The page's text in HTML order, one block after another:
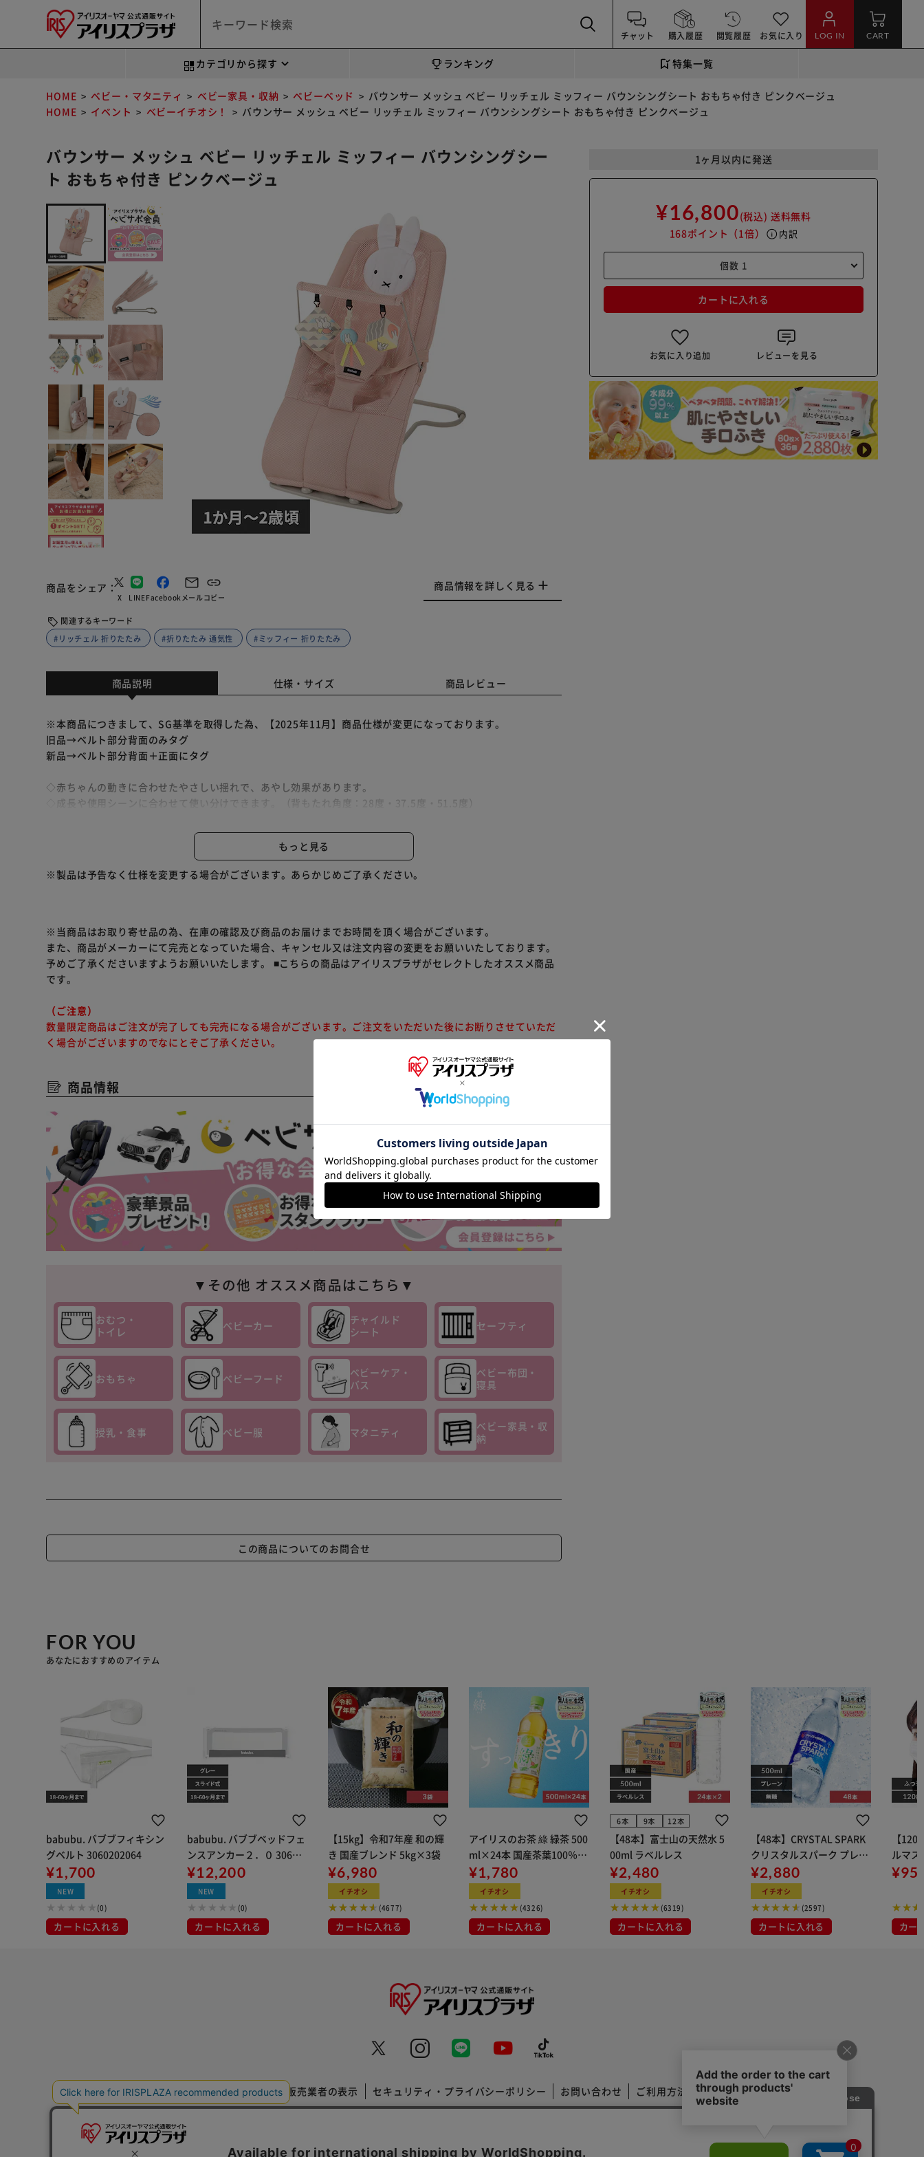
チャット 購入履歴 閲覧履歴 お気に入り LOG IN CART
カテゴリから探す ランキング 特集一覧
HOME ベビー・マタニティ ベビー家具・収納 ベビーベッド
バウンサー メッシュ ベビー リッチェル ミッフィー バウンシングシート おもちゃ付き ピンクベージュ
HOME
イベント ベビーイチオシ！ バウンサー メッシュ ベビー リッチェル ミッフィー バウンシングシート おもちゃ付き ピンクベージュ
バウンサー メッシュ ベビー リッチェル ミッフィー バウンシングシー
ト おもちゃ付き ピンクベージュ
商品をシェア
X LINEFacebook メールコピー
商品情報を詳しく見る
関連するキーワード
#リッチェル 折りたたみ
#折りたたみ 通気性 #ミッフィー 折りたたみ
1ヶ月以内に発送
¥16,800(税込) 送料無料
168ポイント （1倍） info 内訳
カートに入れる
お気に入り追加 レビューを見る
商品説明 仕様・サイズ 商品レビュー
※本商品につきまして、SG基準を取得した為、【2025年11月】商品仕様が変更になっております。
旧品→ベルト部分背面のみタグ
新品→ベルト部分背面＋正面にタグ
◇赤ちゃんの動きに合わせたやさしい揺れで、あやし効果があります。
◇成長や使用シーンに合わせて使い分けできます。（背もたれ角度：28度・37.5度・51.5度）
◇シートベルトのバックルは、使いやすいワンプッシュ式です。
◇使わない時は場所をとらずに収納でき、持ち運びも簡単です。
◇洗濯ネットに入れて丸洗いできます。
もっと見る
※製品は予告なく仕様を変更する場合がございます。あらかじめご了承ください。
※当商品はお取り寄せ品の為、在庫の確認及び商品のお届けまでお時間を頂く場合がございます。
また、商品がメーカーにて完売となっていた場合、キャンセル又は注文内容の変更をお願いいたしております。
予めご了承くださいますようお願いいたします。 ■こちらの商品はアイリスプラザがセレクトしたオススメ商品
です。
（ご注意）
数量限定商品はご注文が完了しても完売になる場合がございます。ご注文をいただいた後にお断りさせていただ
く場合がございますのでなにとぞご了承ください。
商品情報
▼その他 オススメ商品はこちら▼
おむつ・
トイレ
ベビーカー
チャイルド
シート
セーフティ
おもちゃ ベビーフード
ベビーケア・
バス
ベビー布団・
寝具
授乳・食事 ベビー服 マタニティ
ベビー家具・収
納
この商品についてのお問合せ
FOR YOU
あなたにおすすめのアイテム
babubu. バブブフィキシン
グベルト 3060202064
¥1,700
NEW
(0)
カートに入れる
babubu. バブブベッドフェ
ンスアンカー２．０ 30602
02054 グレー
¥12,200
NEW
(0)
カートに入れる
【15kg】令和7年産 和の輝
き 国産ブレンド 5kg×3袋
¥6,980
イチオシ
(4677)
カートに入れる
アイリスのお茶 綠 緑茶 500
ml×24本 国産茶葉100％使
用
¥1,780
イチオシ
(4326)
カートに入れる
6本 9本 12本
【48本】富士山の天然水 5
00ml ラベルレス
¥2,480
イチオシ
(6319)
カートに入れる
【48本】CRYSTAL SPARK
クリスタルスパーク プレー
ン 500ml
¥2,880
イチオシ
(2597)
カートに入れる
【
ルマ
イト 大容量
布
カー
特定商取引法に基づく通信販売業者の表示 セキュリティ・プライバシーポリシー お問い合わせ ご利用方法 ご利用規約
※ご確認ください